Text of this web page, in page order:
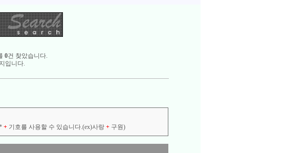
0건 찾았습니다.
입니다.
+기호를 사용할 수 있습니다.(ex)사랑 +구원)